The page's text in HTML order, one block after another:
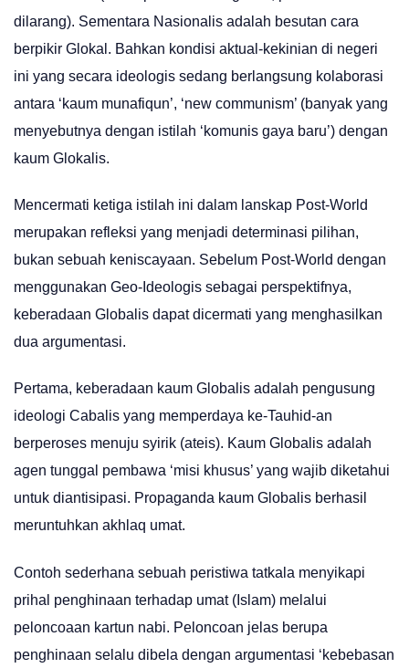
dilarang). Sementara Nasionalis adalah besutan cara
berpikir Glokal. Bahkan kondisi aktual-kekinian di negeri
ini yang secara ideologis sedang berlangsung kolaborasi
antara ‘kaum munafiqun’, ‘new communism’ (banyak yang
menyebutnya dengan istilah ‘komunis gaya baru’) dengan
kaum Glokalis.
Mencermati ketiga istilah ini dalam lanskap Post-World
merupakan refleksi yang menjadi determinasi pilihan,
bukan sebuah keniscayaan. Sebelum Post-World dengan
menggunakan Geo-Ideologis sebagai perspektifnya,
keberadaan Globalis dapat dicermati yang menghasilkan
dua argumentasi.
Pertama, keberadaan kaum Globalis adalah pengusung
ideologi Cabalis yang memperdaya ke-Tauhid-an
berperoses menuju syirik (ateis). Kaum Globalis adalah
agen tunggal pembawa ‘misi khusus’ yang wajib diketahui
untuk diantisipasi. Propaganda kaum Globalis berhasil
meruntuhkan akhlaq umat.
Contoh sederhana sebuah peristiwa tatkala menyikapi
prihal penghinaan terhadap umat (Islam) melalui
peloncoaan kartun nabi. Peloncoan jelas berupa
penghinaan selalu dibela dengan argumentasi ‘kebebasan